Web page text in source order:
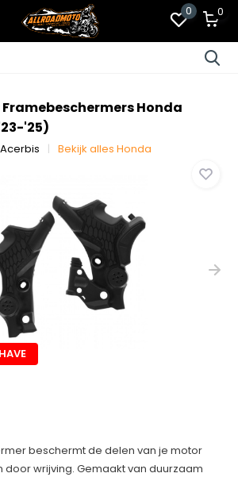
0 0
Framebeschermers Honda
'25)
Acerbis Bekijk alles Honda
beschermt de delen van je motor
door wrijving. Gemaakt van duurzaam